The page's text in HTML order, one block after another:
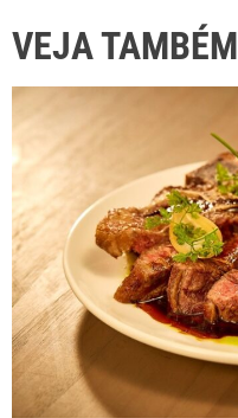
VEJA TAMBÉM